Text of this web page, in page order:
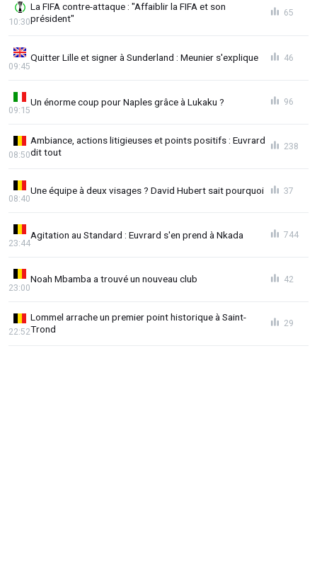
La FIFA contre-attaque : "Affaiblir la FIFA et son
président"
10:30
65
Quitter Lille et signer à Sunderland : Meunier s'explique
09:45
46
Un énorme coup pour Naples grâce à Lukaku ?
09:15
96
Ambiance, actions litigieuses et points positifs : Euvrard
dit tout
08:50
238
Une équipe à deux visages ? David Hubert sait pourquoi
08:40
37
Agitation au Standard : Euvrard s'en prend à Nkada
23:44
744
Noah Mbamba a trouvé un nouveau club
23:00
42
Lommel arrache un premier point historique à Saint-
Trond
22:52
29